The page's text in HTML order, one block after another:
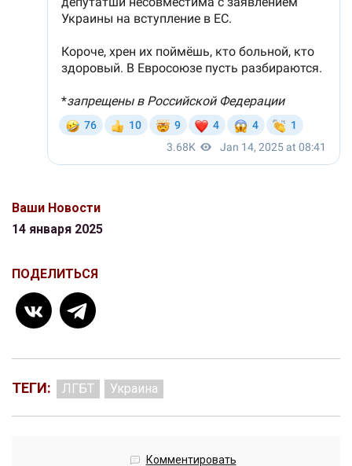
Ваши Новости
14 января 2025
ПОДЕЛИТЬСЯ
ТЕГИ: ЛГБТ Украина
Комментировать